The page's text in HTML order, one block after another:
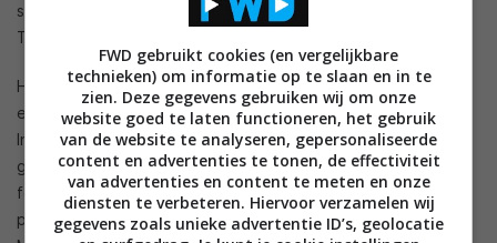
spel direct te spelen, zoals Minecraft Dungeons of Sea of
Thieves.
Helemaal een grote lancering is het echter niet direct. In
eerste instantie hebben alleen gamers binnen het Xbox
Insider-programma toegang tot de streambare games. Het
gaat dan ook om een testfase, dus Microsoft verwacht
feedback om de mogelijkheid nog tot in de puntjes aan te
passen. Wanneer die beta precies live gaat, daarover doet
FWD gebruikt cookies (en vergelijkbare
technieken) om informatie op te slaan en in te
zien. Deze gegevens gebruiken wij om onze
website goed te laten functioneren, het gebruik
van de website te analyseren, gepersonaliseerde
content en advertenties te tonen, de effectiviteit
van advertenties en content te meten en onze
diensten te verbeteren. Hiervoor verzamelen wij
gegevens zoals unieke advertentie ID’s, geolocatie